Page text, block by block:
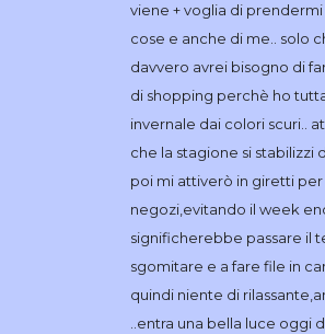
viene + voglia di
cose e anche di me.. solo
davvero avrei bisogno di
di shopping perchè ho
invernale dai colori scuri..
che la stagione si stabilizzi
poi mi attiverò in giretti per
negozi,evitando il week
significherebbe passare il
sgomitare e a fare file in
quindi niente di
..entra una bella luce oggi